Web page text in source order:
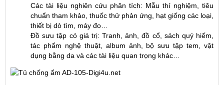
Các tài liệu nghiên cứu phân tích: Mẫu thí nghiệm, tiêu
chuẩn tham khảo, thuốc thử phản ứng, hạt giống các loại,
thiết bị dò tìm, máy đo…
Đồ sưu tập có giá trị: Tranh, ảnh, đồ cổ, sách quý hiếm,
tác phẩm nghệ thuật, album ảnh, bộ sưu tập tem, vật
dụng bằng da và các tài liệu quan trọng khác…